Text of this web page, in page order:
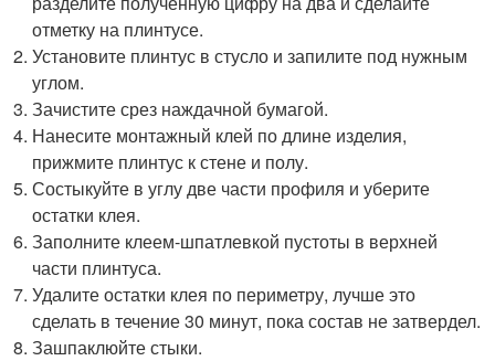
отметку на плинтусе.
Установите плинтус в стусло и запилите под нужным
углом.
Зачистите срез наждачной бумагой.
Нанесите монтажный клей по длине изделия,
прижмите плинтус к стене и полу.
Состыкуйте в углу две части профиля и уберите
остатки клея.
Заполните клеем-шпатлевкой пустоты в верхней
части плинтуса.
Удалите остатки клея по периметру, лучше это
сделать в течение 30 минут, пока состав не затвердел.
Зашпаклюйте стыки.